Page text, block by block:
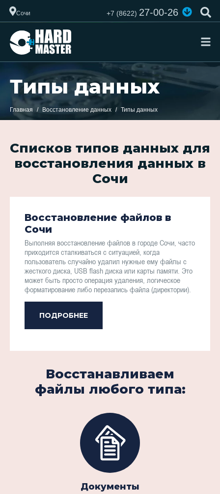
Сочи +7 (8622)27-00-26
Типы данных
Главная Восстановление данных Типы данных
Списков типов данных для
восстановления данных в
Сочи
Восстановление файлов в
Сочи
Выполняя восстановление файлов в городе Сочи, часто
приходится сталкиваться с ситуацией, когда
пользователь случайно удалил нужные ему файлы с
жесткого диска, USB flash диска или карты памяти. Это
может быть просто операция удаления, логическое
форматирование либо перезапись файла (директории).
ПОДРОБНЕЕ
Восстанавливаем
файлы любого типа:
Документы